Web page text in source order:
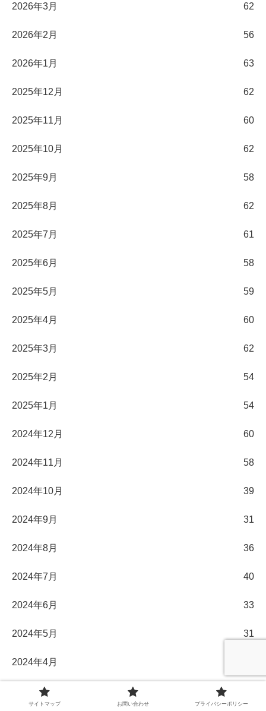
2026年3月 62
2026年2月 56
2026年1月 63
2025年12月 62
2025年11月 60
2025年10月 62
2025年9月 58
2025年8月 62
2025年7月 61
2025年6月 58
2025年5月 59
2025年4月 60
2025年3月 62
2025年2月 54
2025年1月 54
2024年12月 60
2024年11月 58
2024年10月 39
2024年9月 31
2024年8月 36
2024年7月 40
2024年6月 33
2024年5月 31
2024年4月
2024年3月
サイトマップ お問い合わせ プライバシーポリシー